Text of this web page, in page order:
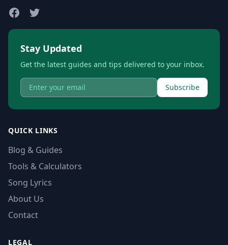
Stay Updated
Get the latest guides and tips delivered to your inbox.
Subscribe
QUICK LINKS
Blog & Guides
Tools & Calculators
Song Lyrics
About Us
Contact
LEGAL